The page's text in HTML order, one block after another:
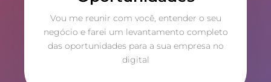
Vou me reunir com você, entender o seu
negócio e farei um levantamento completo
das oportunidades para a sua empresa no
digital